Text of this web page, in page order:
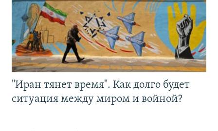
"Иран тянет время". Как долго будет
ситуация между миром и войной?